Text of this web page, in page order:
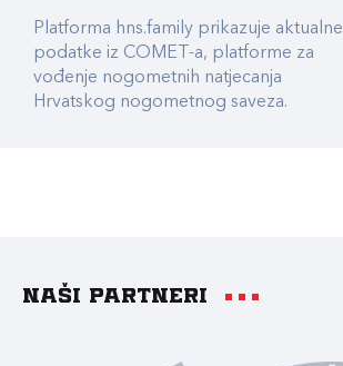
Platforma hns.family prikazuje aktualne
podatke iz COMET-a, platforme za
vođenje nogometnih natjecanja
Hrvatskog nogometnog saveza.
Naši partneri